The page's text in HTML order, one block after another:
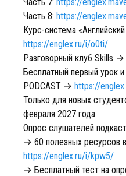
Часть 8: https://
Курс-система
https://englex.ru/i/o0ti/
Разговорный клуб Skills →
Бесплатный первый урок
PODCAST → https://
Только для новых
февраля 2027 года.
Опрос слушателей
→ 60 полезных ресурсов
https://englex.ru/i/kpw5/
→ Бесплатный тест на